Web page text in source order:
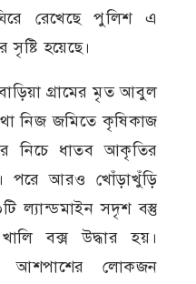
রেখেছে পুলিশ এ
সৃষ্টি হয়েছে।
গ্রামের মৃত আবুল
নিজ জমিতে কৃষিকাজ
নিচে ধাতব আকৃতির
পরে আরও খোঁড়াখুঁড়ি
ল্যান্ডমাইন সদৃশ বস্তু
বক্স উদ্ধার হয়।
আশপাশের লোকজন